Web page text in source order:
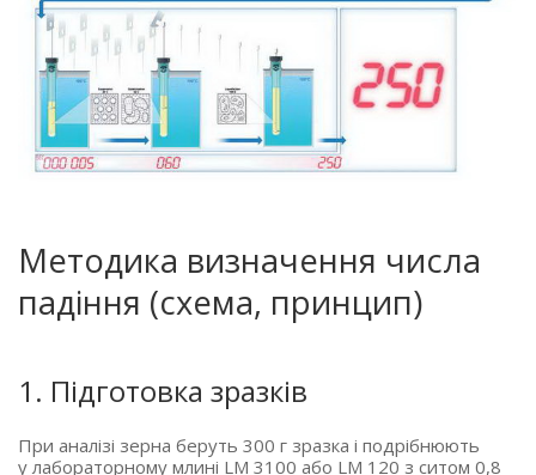
Методика визначення числа
падіння (схема, принцип)
1. Підготовка зразків
При аналізі зерна беруть 300 г зразка і подрібнюють
у лабораторному млині LM 3100 або LM 120 з ситом 0,8